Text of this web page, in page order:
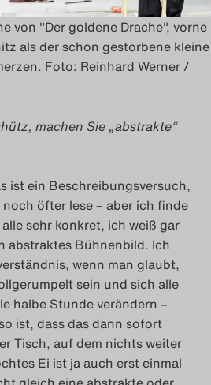
2017
2018
Alumni
2019
2020
von "Der goldene Drache", vorne
als der schon gestorbene kleine
Foto: Reinhard Werner /
machen Sie „abstrakte“
ist ein Beschreibungsversuch,
öfter lese – aber ich finde
sehr konkret, ich weiß gar
abstraktes Bühnenbild. Ich
wenn man glaubt,
sein und sich alle
halbe Stunde verändern –
ist, dass das dann sofort
Tisch, auf dem nichts weiter
Ei ist ja auch erst einmal